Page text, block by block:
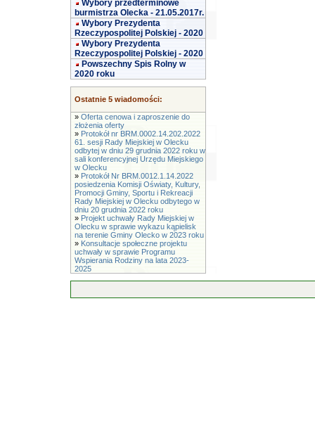
Wybory przedterminowe
burmistrza Olecka - 21.05.2017r.
Wybory Prezydenta
Rzeczypospolitej Polskiej - 2020
Wybory Prezydenta
Rzeczypospolitej Polskiej - 2020
Powszechny Spis Rolny w
2020 roku
Ostatnie 5 wiadomości:
» Oferta cenowa i zaproszenie do
złożenia oferty
» Protokół nr BRM.0002.14.202.2022
61. sesji Rady Miejskiej w Olecku
odbytej w dniu 29 grudnia 2022 roku w
sali konferencyjnej Urzędu Miejskiego
w Olecku
» Protokół Nr BRM.0012.1.14.2022
posiedzenia Komisji Oświaty, Kultury,
Promocji Gminy, Sportu i Rekreacji
Rady Miejskiej w Olecku odbytego w
dniu 20 grudnia 2022 roku
» Projekt uchwały Rady Miejskiej w
Olecku w sprawie wykazu kąpielisk
na terenie Gminy Olecko w 2023 roku
» Konsultacje społeczne projektu
uchwały w sprawie Programu
Wspierania Rodziny na lata 2023-
2025